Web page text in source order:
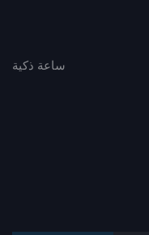
ساعة ذكية